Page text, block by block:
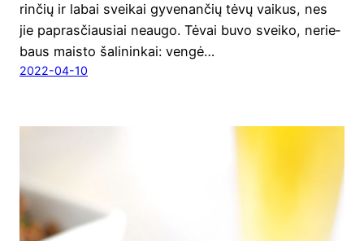
rin­čių ir labai svei­kai gyve­nan­čių tėvų vai­kus, nes
jie papras­čiau­siai neau­go. Tėvai buvo svei­ko, nerie­
baus mais­to šali­nin­kai: ven­gė…
2022-04-10